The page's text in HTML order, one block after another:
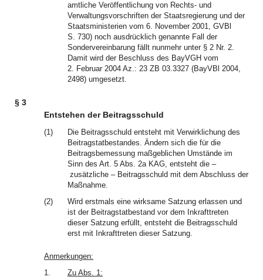
amtliche Veröffentlichung von Rechts- und
Verwaltungsvorschriften der Staatsregierung und der
Staatsministerien vom 6. November 2001, GVBl
S. 730) noch ausdrücklich genannte Fall der
Sondervereinbarung fällt nunmehr unter § 2 Nr. 2.
Damit wird der Beschluss des BayVGH vom
2. Februar 2004 Az.: 23 ZB 03.3327 (BayVBl 2004,
2498) umgesetzt.
§ 3
Entstehen der Beitragsschuld
(1)
Die Beitragsschuld entsteht mit Verwirklichung des
Beitragstatbestandes. Ändern sich die für die
Beitragsbemessung maßgeblichen Umstände im
Sinn des Art. 5 Abs. 2a KAG, entsteht die –
zusätzliche – Beitragsschuld mit dem Abschluss der
Maßnahme.
(2)
Wird erstmals eine wirksame Satzung erlassen und
ist der Beitragstatbestand vor dem Inkrafttreten
dieser Satzung erfüllt, entsteht die Beitragsschuld
erst mit Inkrafttreten dieser Satzung.
Anmerkungen:
1.
Zu Abs. 1: